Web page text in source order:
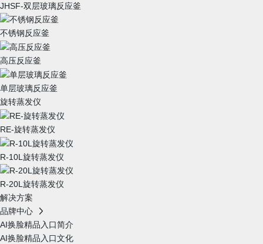
JHSF-双层玻璃反应釜
不锈钢反应釜
高压反应釜
单层玻璃反应釜
旋转蒸发仪
RE-旋转蒸发仪
R-10L旋转蒸发仪
R-20L旋转蒸发仪
解决方案
品牌中心
AI换脸精品入口简介
AI换脸精品入口文化